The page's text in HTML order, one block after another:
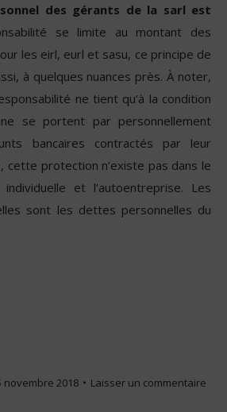
des gérants de la sarl est
se limite au montant des
les eirl, eurl et sasu, ce principe de
à quelques nuances près. À noter,
ne tient qu’à la condition
se portent par personnellement
bancaires contractés par leur
cette protection n’existe pas dans le
et l’autoentreprise. Les
sont les dettes personnelles du
novembre 2018 Laisser un commentaire